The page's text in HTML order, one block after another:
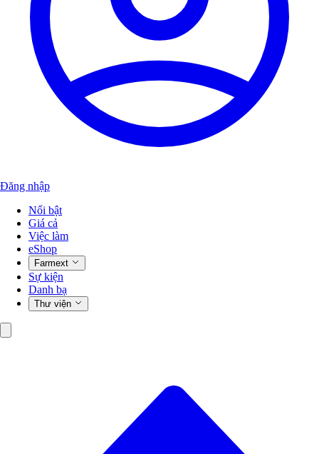
Đăng nhập
Nổi bật
Giá cả
Việc làm
eShop
Farmext
Sự kiện
Danh bạ
Thư viện